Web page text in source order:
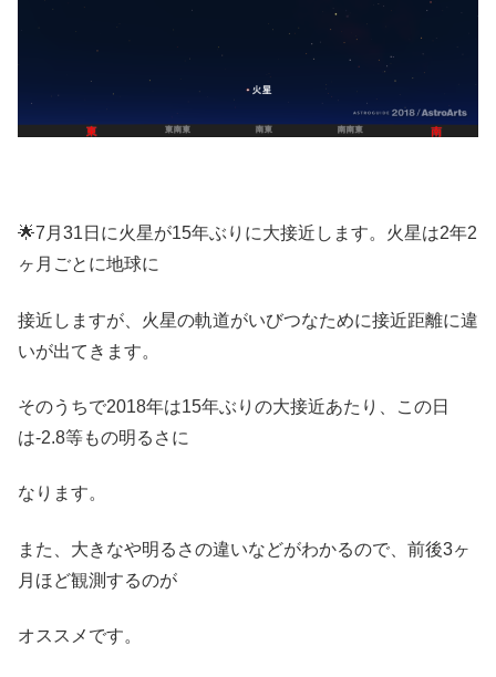
🌟7月31日に火星が15年ぶりに大接近します。火星は2年2
ヶ月ごとに地球に
接近しますが、火星の軌道がいびつなために接近距離に違
いが出てきます。
そのうちで2018年は15年ぶりの大接近あたり、この日
は-2.8等もの明るさに
なります。
また、大きなや明るさの違いなどがわかるので、前後3ヶ
月ほど観測するのが
オススメです。